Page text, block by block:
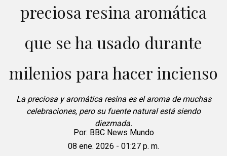
preciosa resina aromática
que se ha usado durante
milenios para hacer incienso
La preciosa y aromática resina es el aroma de muchas
celebraciones, pero su fuente natural está siendo
diezmada.
Por: BBC News Mundo
08 ene. 2026 - 01:27 p. m.